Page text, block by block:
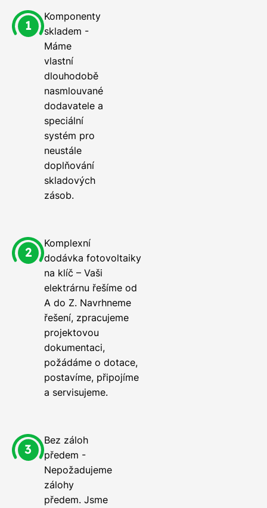
Komponenty
skladem -
Máme
vlastní
dlouhodobě
nasmlouvané
dodavatele a
speciální
systém pro
neustále
doplňování
skladových
zásob.
Komplexní
dodávka fotovoltaiky
na klíč – Vaši
elektrárnu řešíme od
A do Z. Navrhneme
řešení, zpracujeme
projektovou
dokumentaci,
požádáme o dotace,
postavíme, připojíme
a servisujeme.
Bez záloh
předem -
Nepožadujeme
zálohy
předem. Jsme